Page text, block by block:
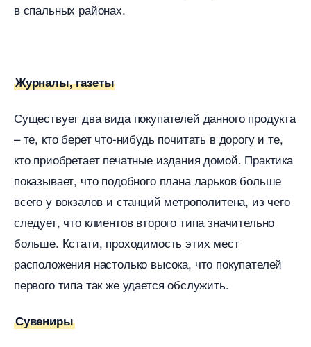
спальных районах.
Журналы, газеты
Существует два вида покупателей данного продукта
– те, кто берет что-нибудь почитать в дорогу и те,
кто приобретает печатные издания домой. Практика
показывает, что подобного плана ларьков больше
сего у вокзалов и станций метрополитена, из чего
следует, что клиентов второго типа значительно
ольше. Кстати, проходимость этих мест
расположения настолько высока, что покупателей
первого типа так же удается обслужить.
Сувениры